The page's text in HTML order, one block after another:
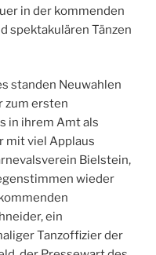
in der kommenden
spektakulären Tänzen
standen Neuwahlen
zum ersten
in ihrem Amt als
mit viel Applaus
Bielstein,
wieder
ein
Tanzoffizier der